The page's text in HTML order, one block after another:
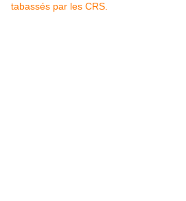
tabassés par les CRS.